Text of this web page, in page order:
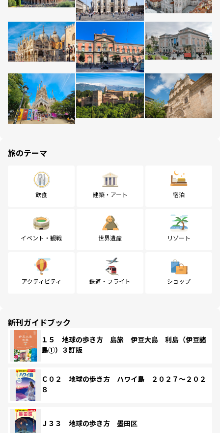
旅のテーマ
飲食 建築・アート 宿泊
イベント・観戦 世界遺産 リゾート
アクティビティ 鉄道・フライト ショップ
新刊ガイドブック
１５ 地球の歩き方 島旅 伊豆大島 利島（伊豆諸
島①）３訂版
Ｃ０２ 地球の歩き方 ハワイ島 ２０２７～２０２
８
Ｊ３３ 地球の歩き方 墨田区